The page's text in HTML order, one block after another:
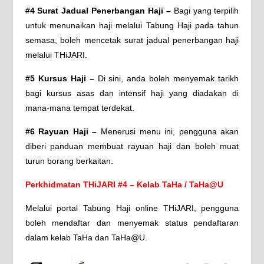
#4 Surat Jadual Penerbangan Haji –Bagi yang terpilih
untuk menunaikan haji melalui Tabung Haji pada tahun
semasa, boleh mencetak surat jadual penerbangan haji
melalui THiJARI.
#5 Kursus Haji –Di sini, anda boleh menyemak tarikh
bagi kursus asas dan intensif haji yang diadakan di
mana-mana tempat terdekat.
#6 Rayuan Haji – Menerusi menu ini, pengguna akan
diberi panduan membuat rayuan haji dan boleh muat
turun borang berkaitan.
Perkhidmatan THiJARI #4 – Kelab TaHa / TaHa@U
Melalui portal Tabung Haji online THiJARI, pengguna
boleh mendaftar dan menyemak status pendaftaran
dalam kelab TaHa dan TaHa@U.